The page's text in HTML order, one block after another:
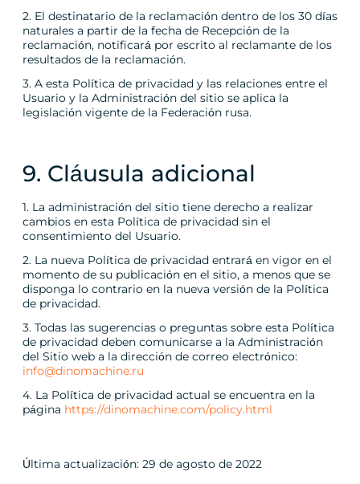
2. El destinatario de la reclamación dentro de los 30 días
naturales a partir de la fecha de Recepción de la
reclamación, notificará por escrito al reclamante de los
resultados de la reclamación.
3. A esta Política de privacidad y las relaciones entre el
Usuario y la Administración del sitio se aplica la
legislación vigente de la Federación rusa.
9. Cláusula adicional
1. La administración del sitio tiene derecho a realizar
cambios en esta Política de privacidad sin el
consentimiento del Usuario.
2. La nueva Política de privacidad entrará en vigor en el
momento de su publicación en el sitio, a menos que se
disponga lo contrario en la nueva versión de la Política
de privacidad.
3. Todas las sugerencias o preguntas sobre esta Política
de privacidad deben comunicarse a la Administración
del Sitio web a la dirección de correo electrónico:
info@dinomachine.ru
4. La Política de privacidad actual se encuentra en la
página https://dinomachine.com/policy.html
Última actualización: 29 de agosto de 2022